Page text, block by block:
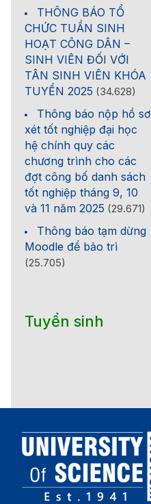
THÔNG BÁO TỔ
CHỨC TUẦN SINH
HOẠT CÔNG DÂN –
SINH VIÊN ĐỐI VỚI
TÂN SINH VIÊN KHÓA
TUYỂN 2025 (34.628)
Thông báo nộp hồ sơ
xét tốt nghiệp đại học
hệ chính quy các
chương trình cho các
đợt công bố danh sách
tốt nghiệp tháng 9, 10
và 11 năm 2025 (29.671)
Thông báo tạm dừng
Moodle để bảo trì
(25.705)
Tuyển sinh